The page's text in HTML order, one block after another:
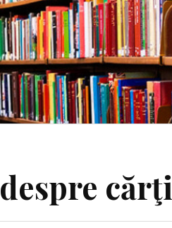
despre cărţi